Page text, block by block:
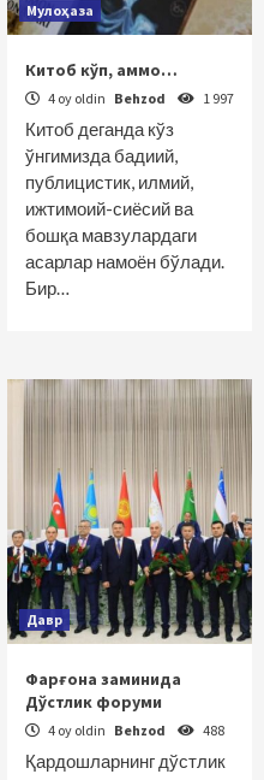
Мулоҳаза
Китоб кўп, аммо…
4 oy oldin Behzod 1 997
Китоб деганда кўз
ўнгимизда бадиий,
публицистик, илмий,
ижтимоий-сиёсий ва
бошқа мавзулардаги
асарлар намоён бўлади.
Бир…
Давр
Фарғона заминида
Дўстлик форуми
4 oy oldin Behzod 488
Қардошларнинг дўстлик